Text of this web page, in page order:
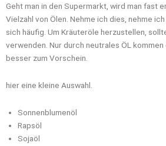
Geht man in den Supermarkt, wird man fast
Vielzahl von Ölen. Nehme ich dies, nehme
sich häufig. Um Kräuteröle herzustellen,
verwenden. Nur durch neutrales ÖL
besser zum Vorschein.
hier eine kleine Auswahl.
Sonnenblumenöl
Rapsöl
Sojaöl